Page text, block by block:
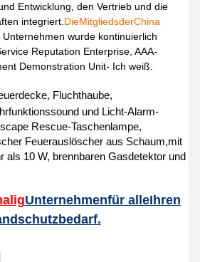
Entwicklung, den Vertrieb und die
integriert.DieMitgliedsderChina
Unternehmen wurde kontinuierlich
Reputation Enterprise, AAA-
Demonstration Unit- Ich weiß.
Fluchthaube,
und Licht-Alarm-
Rescue-Taschenlampe,
Feuerauslöscher aus Schaum,mit
als 10 W, brennbaren Gasdetektor und
Unternehmenfür alleIhren